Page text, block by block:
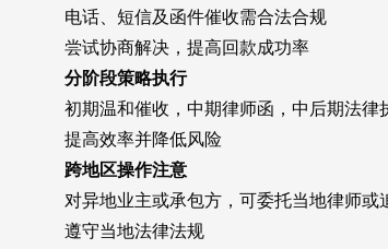
电话、短信及函件催收需合法合规
尝试协商解决，提高回款成功率
分阶段策略执行
初期温和催收，中期律师函，中后期法律
提高效率并降低风险
跨地区操作注意
对异地业主或承包方，可委托当地律师或
遵守当地法律法规